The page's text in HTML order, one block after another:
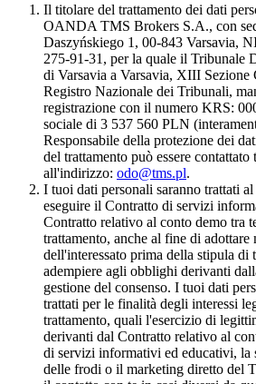
Il titolare del trattamento dei dati
OANDA TMS Brokers S.A., con
Daszyńskiego 1, 00-843 Varsavia,
275-91-31, per la quale il Tribunale
di Varsavia a Varsavia, XIII Sezione
Registro Nazionale dei Tribunali,
registrazione con il numero KRS:
sociale di 3 537 560 PLN
Responsabile della protezione dei
del trattamento può essere contattato
all'indirizzo: odo@tms.pl.
I tuoi dati personali saranno trattati
eseguire il Contratto di servizi
Contratto relativo al conto demo tra
trattamento, anche al fine di adottare
dell'interessato prima della stipula di
adempiere agli obblighi derivanti
gestione del consenso. I tuoi dati
trattati per le finalità degli interessi
trattamento, quali l'esercizio di
derivanti dal Contratto relativo al
di servizi informativi ed educativi, la
delle frodi o il marketing diretto del